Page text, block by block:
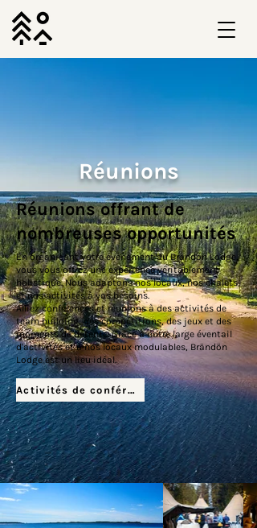
Réunions
Réunions offrant de
nombreuses opportunités
En organisant votre événement au Brändön Lodge,
vous vous offrez une expérience véritablement
holistique. Nous adaptons nos locaux, nos chalets
et nos activités à vos besoins.
Alliez conférences et réunions à des activités de
team building, des compétitions, des jeux et des
moments de détente. Grâce à notre large éventail
d'activités et à nos locaux modulables, Brändön
Lodge est un lieu idéal.
Activités de conférence